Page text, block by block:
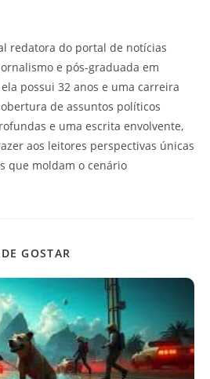
redatora do portal de notícias
e pós-graduada em
possui 32 anos e uma carreira
de assuntos políticos
e uma escrita envolvente,
aos leitores perspectivas únicas
que moldam o cenário
GOSTAR